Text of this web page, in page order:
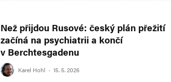
Než přijdou Rusové: český plán přežití
začíná na psychiatrii a končí
v Berchtesgadenu
Karel Hohl · 15. 5. 2026